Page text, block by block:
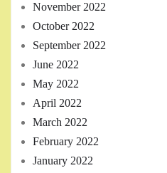
November 2022
October 2022
September 2022
June 2022
May 2022
April 2022
March 2022
February 2022
January 2022